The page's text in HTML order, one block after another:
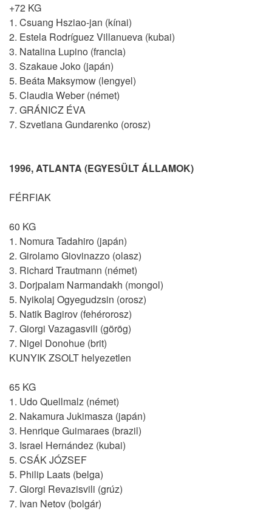
+72 KG
1. Csuang Hsziao-jan (kínai)
2. Estela Rodríguez Villanueva (kubai)
3. Natalina Lupino (francia)
3. Szakaue Joko (japán)
5. Beáta Maksymow (lengyel)
5. Claudia Weber (német)
7. GRÁNICZ ÉVA
7. Szvetlana Gundarenko (orosz)
1996, ATLANTA (EGYESÜLT ÁLLAMOK)
FÉRFIAK
60 KG
1. Nomura Tadahiro (japán)
2. Girolamo Giovinazzo (olasz)
3. Richard Trautmann (német)
3. Dorjpalam Narmandakh (mongol)
5. Nyikolaj Ogyegudzsin (orosz)
5. Natik Bagirov (fehérorosz)
7. Giorgi Vazagasvili (görög)
7. Nigel Donohue (brit)
KUNYIK ZSOLT helyezetlen
65 KG
1. Udo Quellmalz (német)
2. Nakamura Jukimasza (japán)
3. Henrique Guimaraes (brazil)
3. Israel Hernández (kubai)
5. CSÁK JÓZSEF
5. Philip Laats (belga)
7. Giorgi Revazisvili (grúz)
7. Ivan Netov (bolgár)